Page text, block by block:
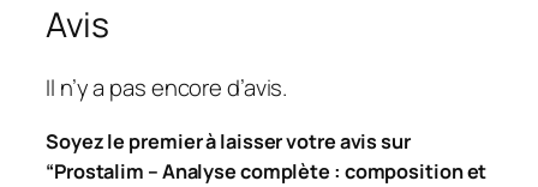
Avis
Il n’y a pas encore d’avis.
Soyez le premier à laisser votre avis sur
“Prostalim – Analyse complète : composition et